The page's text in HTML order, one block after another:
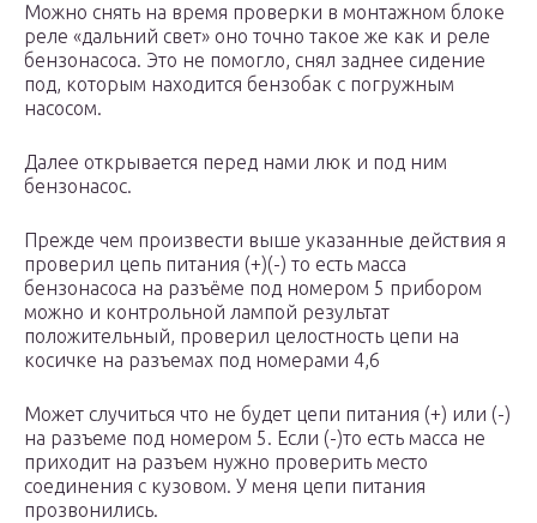
Можно снять на время проверки в монтажном блоке
реле «дальний свет» оно точно такое же как и реле
бензонасоса. Это не помогло, снял заднее сидение
под, которым находится бензобак с погружным
насосом.
Далее открывается перед нами люк и под ним
бензонасос.
Прежде чем произвести выше указанные действия я
проверил цепь питания (+)(-) то есть масса
бензонасоса на разъёме под номером 5 прибором
можно и контрольной лампой результат
положительный, проверил целостность цепи на
косичке на разъемах под номерами 4,6
Может случиться что не будет цепи питания (+) или (-)
на разъеме под номером 5. Если (-)то есть масса не
приходит на разъем нужно проверить место
соединения с кузовом. У меня цепи питания
прозвонились.